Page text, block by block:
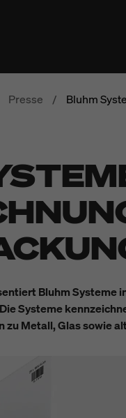
Presse / Bluhm
Bluhm Systeme
Systeme
zu Metall, Glas sowie